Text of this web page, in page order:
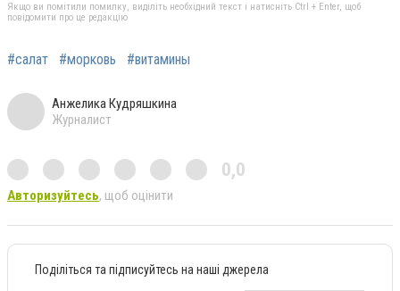
Якщо ви помітили помилку, виділіть необхідний текст і натисніть Ctrl + Enter, щоб
повідомити про це редакцію
#салат #морковь #витамины
Анжелика Кудряшкина
Журналист
0,0
Авторизуйтесь, щоб оцінити
Поділіться та підписуйтесь на наші джерела